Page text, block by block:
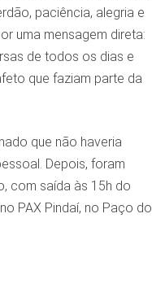
paciência, alegria e
uma mensagem direta:
de todos os dias e
que faziam parte da
que não haveria
Depois, foram
com saída às 15h do
PAX Pindaí, no Paço do